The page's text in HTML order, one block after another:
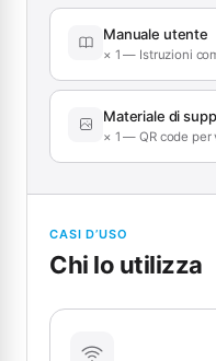
Manuale utente
× 1 — Istruzioni
Materiale di
× 1 — QR code per
CASI D’USO
Chi lo utilizza